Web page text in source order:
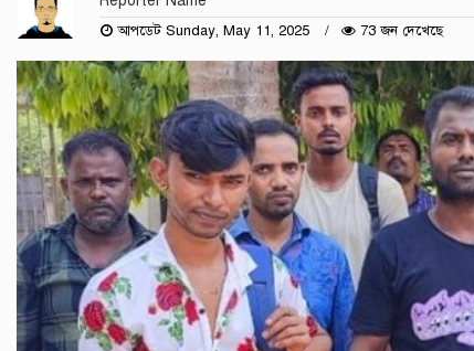
আপডেট Sunday, May 11, 2025 73 জন দেখেছে